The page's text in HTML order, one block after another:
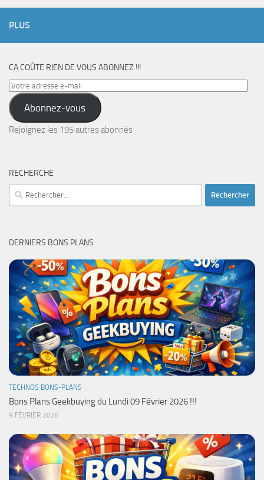
PLUS
CA COÛTE RIEN DE VOUS ABONNEZ !!!
Votre
adresse
e-
mail
Abonnez-vous
Rejoignez les 195 autres abonnés
RECHERCHE
Rechercher :
DERNIERS BONS PLANS
TECHNOS BONS-PLANS
Bons Plans Geekbuying du Lundi 09 Février 2026 !!!
9 FÉVRIER 2026